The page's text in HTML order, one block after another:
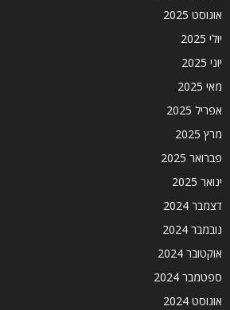
אוגוסט 2025
יולי 2025
יוני 2025
מאי 2025
אפריל 2025
מרץ 2025
פברואר 2025
ינואר 2025
דצמבר 2024
נובמבר 2024
אוקטובר 2024
ספטמבר 2024
אוגוסט 2024